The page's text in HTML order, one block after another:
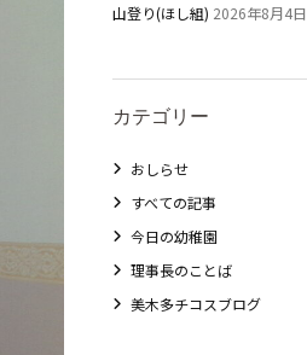
山登り(ほし組) 2026年8月4日
カテゴリー
おしらせ
すべての記事
今日の幼稚園
理事長のことば
美木多チコスブログ